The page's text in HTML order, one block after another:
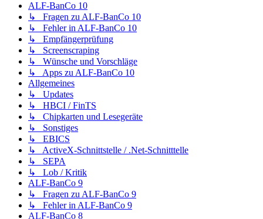
ALF-BanCo 10
↳ Fragen zu ALF-BanCo 10
↳ Fehler in ALF-BanCo 10
↳ Empfängerprüfung
↳ Screenscraping
↳ Wünsche und Vorschläge
↳ Apps zu ALF-BanCo 10
Allgemeines
↳ Updates
↳ HBCI / FinTS
↳ Chipkarten und Lesegeräte
↳ Sonstiges
↳ EBICS
↳ ActiveX-Schnittstelle / .Net-Schnitttelle
↳ SEPA
↳ Lob / Kritik
ALF-BanCo 9
↳ Fragen zu ALF-BanCo 9
↳ Fehler in ALF-BanCo 9
ALF-BanCo 8